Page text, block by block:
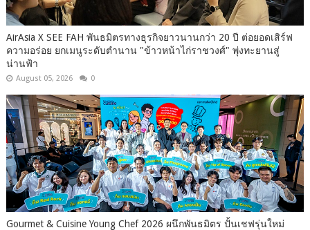
AirAsia X SEE FAH พันธมิตรทางธุรกิจยาวนานกว่า 20 ปี ต่อยอดเสิร์ฟ
ความอร่อย ยกเมนูระดับตำนาน "ข้าวหน้าไก่ราชวงศ์" พุ่งทะยานสู่
น่านฟ้า
August 05, 2026 0
Gourmet & Cuisine Young Chef 2026 ผนึกพันธมิตร ปั้นเชฟรุ่นใหม่